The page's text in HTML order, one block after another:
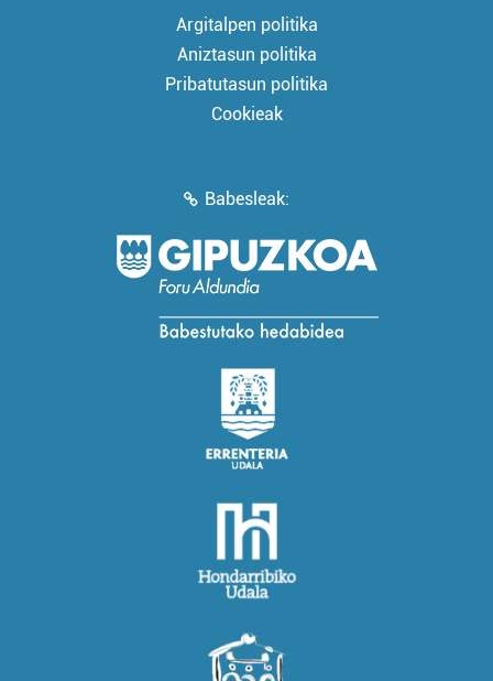
Argitalpen politika
Aniztasun politika
Pribatutasun politika
Cookieak
Babesleak: